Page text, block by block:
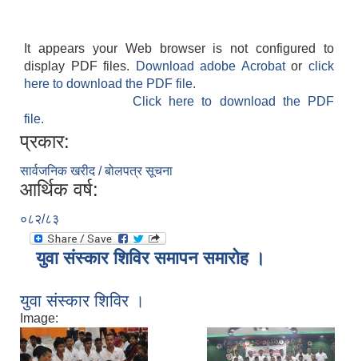
It appears your Web browser is not configured to
display PDF files.
Download adobe Acrobatorclick
here to download the PDF file.
Click here to download the PDF
file.
प्रकार:
सार्वजनिक खरीद / बोलपत्र सूचना
आर्थिक वर्ष:
०८२/८३
युवा संस्कार शिविर समापन समारोह ।
युवा संस्कार शिविर ।
Image: